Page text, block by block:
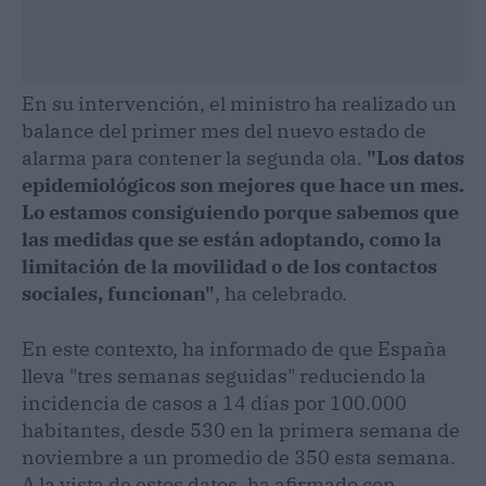
En su intervención, el ministro ha realizado un
balance del primer mes del nuevo estado de
alarma para contener la segunda ola. "Los datos
epidemiológicos son mejores que hace un mes.
Lo estamos consiguiendo porque sabemos que
las medidas que se están adoptando, como la
limitación de la movilidad o de los contactos
sociales, funcionan", ha celebrado.
En este contexto, ha informado de que España
lleva "tres semanas seguidas" reduciendo la
incidencia de casos a 14 días por 100.000
habitantes, desde 530 en la primera semana de
noviembre a un promedio de 350 esta semana.